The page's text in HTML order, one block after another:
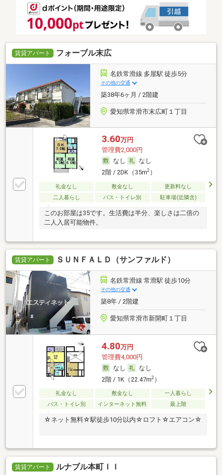
賃貸アパート フォーブル末広
名鉄常滑線 多屋駅 徒歩5分
その他の交通
築38年6ヶ月 / 2階建
愛知県常滑市末広町１丁目
3.60万円
管理費2,000円
なし
なし
2階 / 2DK（35m2）
礼金なし 敷金なし
更新料なし
二人暮らし
バス・トイレ別 駐車場(近隣含)
このお部屋は35です。生活費は半分、楽しさは二倍の
二人入居可能物件。
賃貸アパート ＳＵＮＦＡＬＤ（サンファルド）
名鉄常滑線 常滑駅 徒歩10分
その他の交通
築8年 / 2階建
愛知県常滑市新開町１丁目
4.80万円
管理費4,000円
なし
なし
2階 / 1K（22.47m2）
礼金なし 敷金なし
一人暮らし
バス・トイレ別
インターネット無料 最上階
☆ネット無料☆駅徒歩10分以内☆ロフト☆エアコン☆
賃貸アパート ルナブル本町ＩＩ